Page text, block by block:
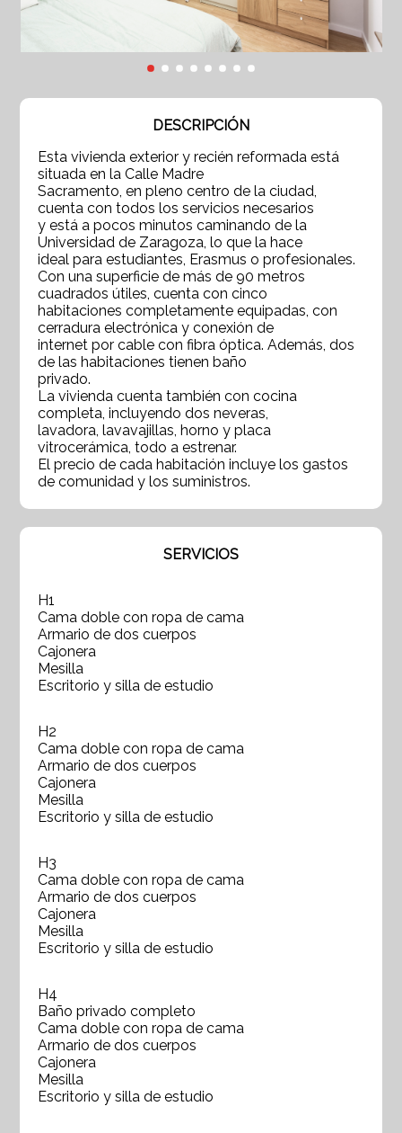
DESCRIPCIÓN
Esta vivienda exterior y recién reformada está
situada en la Calle Madre
Sacramento, en pleno centro de la ciudad,
cuenta con todos los servicios necesarios
y está a pocos minutos caminando de la
Universidad de Zaragoza, lo que la hace
ideal para estudiantes, Erasmus o profesionales.
Con una superficie de más de 90 metros
cuadrados útiles, cuenta con cinco
habitaciones completamente equipadas, con
cerradura electrónica y conexión de
internet por cable con fibra óptica. Además, dos
de las habitaciones tienen baño
privado.
La vivienda cuenta también con cocina
completa, incluyendo dos neveras,
lavadora, lavavajillas, horno y placa
vitrocerámica, todo a estrenar.
El precio de cada habitación incluye los gastos
de comunidad y los suministros.
SERVICIOS
H1
Cama doble con ropa de cama
Armario de dos cuerpos
Cajonera
Mesilla
Escritorio y silla de estudio
H2
Cama doble con ropa de cama
Armario de dos cuerpos
Cajonera
Mesilla
Escritorio y silla de estudio
H3
Cama doble con ropa de cama
Armario de dos cuerpos
Cajonera
Mesilla
Escritorio y silla de estudio
H4
Baño privado completo
Cama doble con ropa de cama
Armario de dos cuerpos
Cajonera
Mesilla
Escritorio y silla de estudio